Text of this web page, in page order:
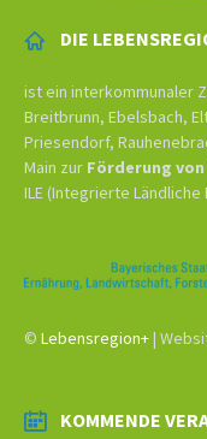
DIE
ist ein interkommunaler
Breitbrunn, Ebelsbach,
Priesendorf,
Main zur Förderung
ILE (Integrierte Ländliche
© Lebensregion+|
KOMMENDE